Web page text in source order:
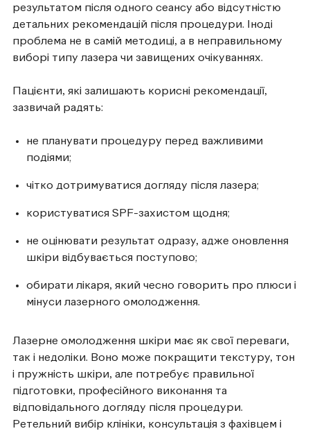
результатом після одного сеансу або відсутністю
детальних рекомендацій після процедури. Іноді
проблема не в самій методиці, а в неправильному
виборі типу лазера чи завищених очікуваннях.
Пацієнти, які залишають корисні рекомендації,
зазвичай радять:
не планувати процедуру перед важливими
подіями;
чітко дотримуватися догляду після лазера;
користуватися SPF-захистом щодня;
не оцінювати результат одразу, адже оновлення
шкіри відбувається поступово;
обирати лікаря, який чесно говорить про плюси і
мінуси лазерного омолодження.
Лазерне омолодження шкіри має як свої переваги,
так і недоліки. Воно може покращити текстуру, тон
і пружність шкіри, але потребує правильної
підготовки, професійного виконання та
відповідального догляду після процедури.
Ретельний вибір клініки, консультація з фахівцем і